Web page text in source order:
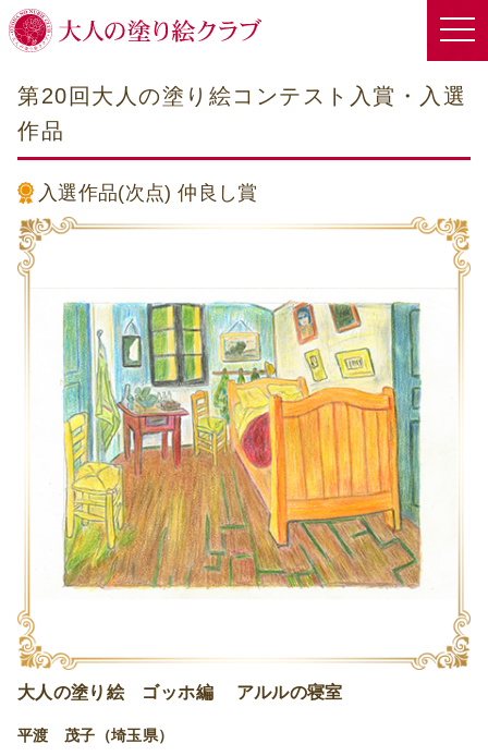
第20回大人の塗り絵コンテスト入賞・入選
作品
入選作品(次点)仲良し賞
大人の塗り絵 ゴッホ編 アルルの寝室
平渡 茂子（埼玉県）